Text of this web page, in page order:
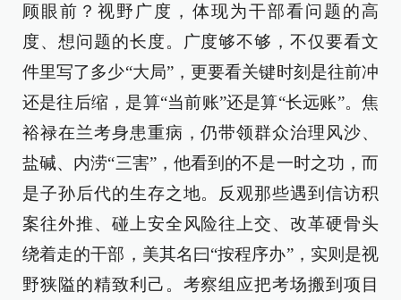
顾眼前？视野广度，体现为干部看问题的高
度、想问题的长度。广度够不够，不仅要看文
件里写了多少“大局”，更要看关键时刻是往前冲
还是往后缩，是算“当前账”还是算“长远账”。焦
裕禄在兰考身患重病，仍带领群众治理风沙、
盐碱、内涝“三害”，他看到的不是一时之功，而
是子孙后代的生存之地。反观那些遇到信访积
案往外推、碰上安全风险往上交、改革硬骨头
绕着走的干部，美其名曰“按程序办”，实则是视
野狭隘的精致利己。考察组应把考场搬到项目